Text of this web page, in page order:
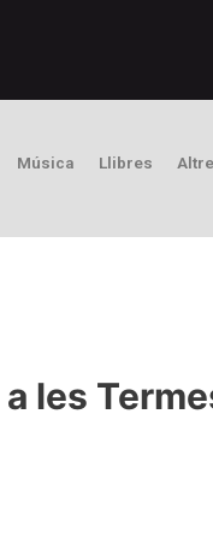
Música Llibres
les